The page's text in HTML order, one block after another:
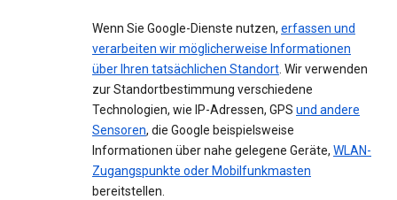
Wenn Sie Google-Dienste nutzen, erfassen und
verarbeiten wir möglicherweise Informationen
über Ihren tatsächlichen Standort. Wir verwenden
zur Standortbestimmung verschiedene
Technologien, wie IP-Adressen, GPS und andere
Sensoren, die Google beispielsweise
Informationen über nahe gelegene Geräte, WLAN-
Zugangspunkte oder Mobilfunkmasten
bereitstellen.